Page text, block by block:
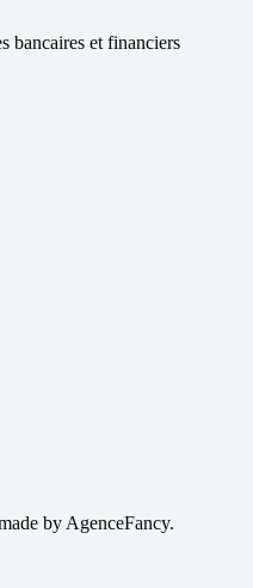
bancaires et financiers
by AgenceFancy.